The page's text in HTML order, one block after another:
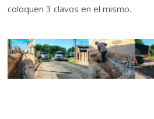
coloquen 3 clavos en el mismo.